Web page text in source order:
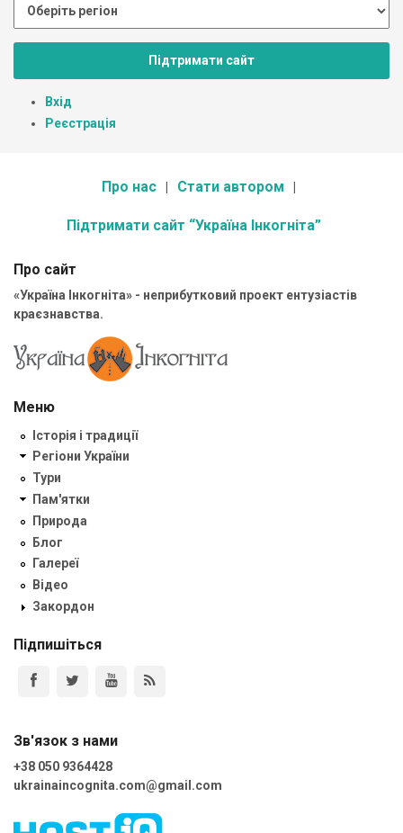
Підтримати сайт
Вхід
Реєстрація
Про нас Стати автором
Підтримати сайт “Україна Інкогніта”
Про сайт
«Україна Інкогніта» - неприбутковий проект ентузіастів
краєзнавства.
Меню
Історія і традиції
Регіони України
Тури
Пам'ятки
Природа
Блог
Галереї
Відео
Закордон
Підпишіться
Зв'язок з нами
+38 050 9364428
ukrainaincognita.com@gmail.com